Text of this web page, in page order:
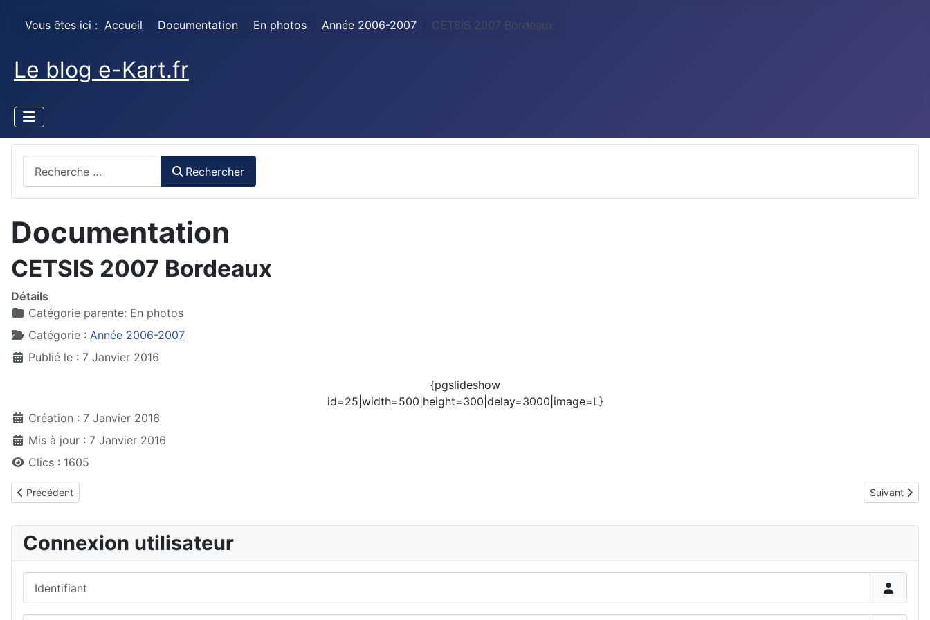
Vous êtes ici : Accueil Documentation En photos Année 2006-2007 CETSIS 2007 Bordeaux
Le blog e-Kart.fr
Rechercher
Connexion utilisateur
Documentation
CETSIS 2007 Bordeaux
Détails
Catégorie parente: En photos
Catégorie : Année 2006-2007
Publié le : 7 Janvier 2016
{pgslideshow
id=25|width=500|height=300|delay=3000|image=L}
Création : 7 Janvier 2016
Mis à jour : 7 Janvier 2016
Clics : 1605
Article précédent : EPE 2007 Danemark
Précédent Article
Suivant